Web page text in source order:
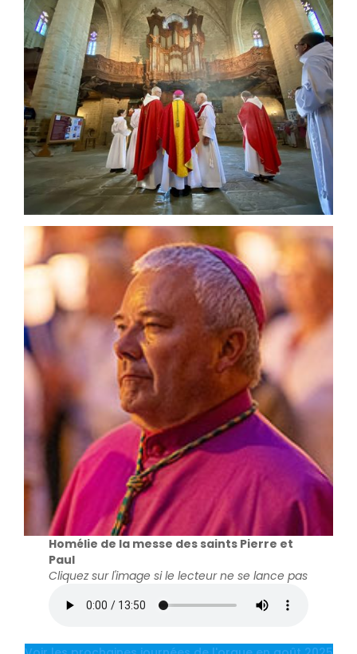
Homélie de la messe des saints Pierre et
Paul
Cliquez sur l'image si le lecteur ne se lance pas